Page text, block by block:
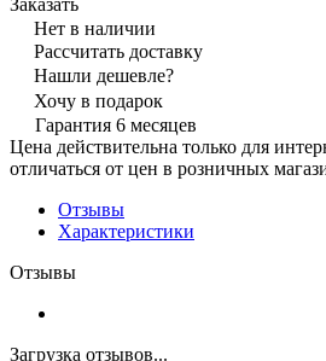
Заказать
Нет в наличии
Рассчитать доставку
Нашли дешевле?
Хочу в подарок
Гарантия 6 месяцев
Цена действительна только для
отличаться от цен в розничных
Отзывы
Характеристики
Отзывы
Загрузка отзывов...